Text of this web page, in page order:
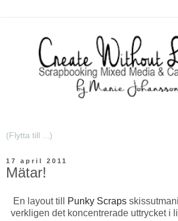
17 april 2011
Mätar!
En layout till Punky Scraps
verkligen det koncentrerade uttrycket i